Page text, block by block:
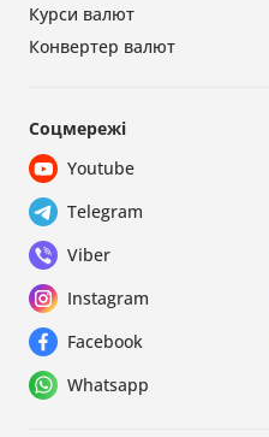
Курси валют
Конвертер валют
Соцмережі
Youtube
Telegram
Viber
Instagram
Facebook
Whatsapp